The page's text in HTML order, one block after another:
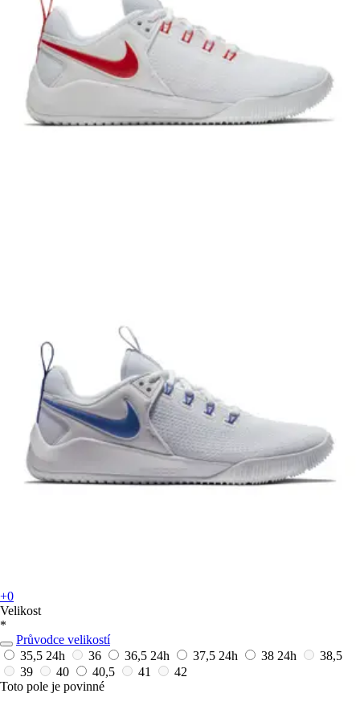
+0
Velikost
*
Průvodce velikostí
35,5 24h 36 36,5 24h 37,5 24h 38 24h
38,5
39
40 40,5 41
42
Toto pole je povinné